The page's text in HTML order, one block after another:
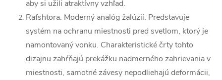
aby si užili atraktívny vzhľad.
Rafshtora. Moderný analóg žalúzií. Predstavuje
systém na ochranu miestnosti pred svetlom, ktorý je
namontovaný vonku. Charakteristické črty tohto
dizajnu zahŕňajú prekážku nadmerného zahrievania v
miestnosti, samotné závesy nepodliehajú deformácii,